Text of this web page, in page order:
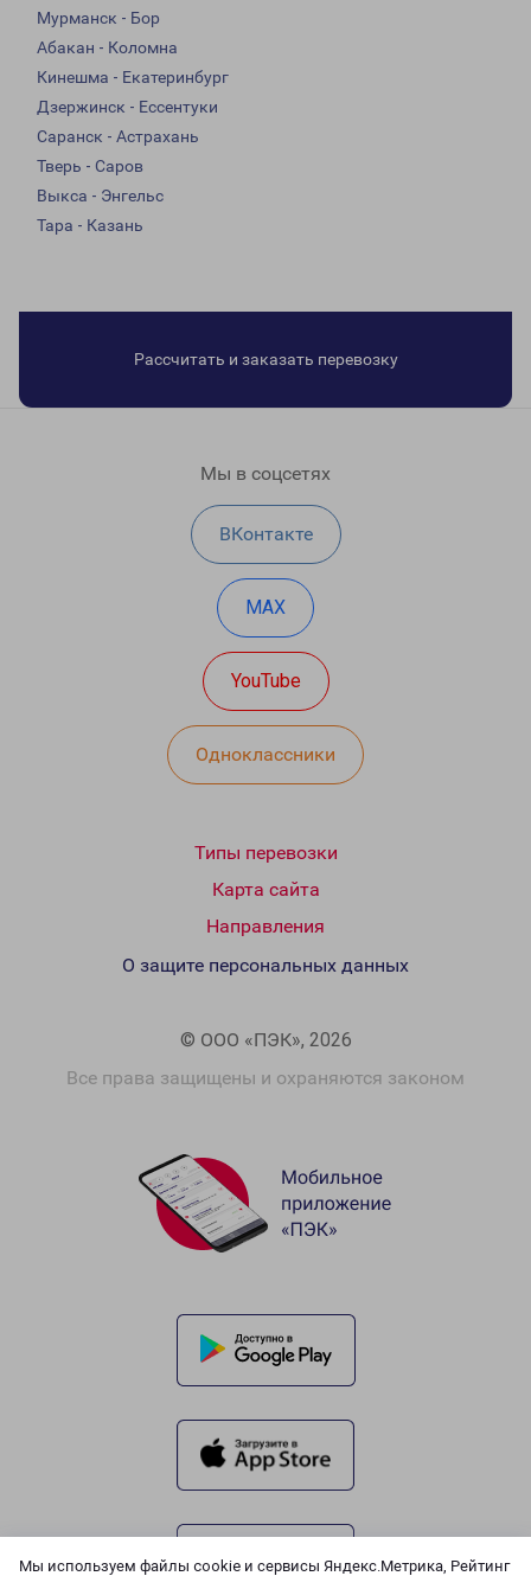
Мы используем файлы cookie и сервисы Яндекс.Метрика, Рейтинг
Мурманск - Бор
Абакан - Коломна
Кинешма - Екатеринбург
Дзержинск - Ессентуки
Саранск - Астрахань
Тверь - Саров
Выкса - Энгельс
Тара - Казань
Рассчитать и заказать перевозку
Мы в соцсетях
ВКонтакте
MAX
YouTube
Одноклассники
Типы перевозки
Карта сайта
Направления
© ООО «ПЭК», 2026
Все права защищены и охраняются законом
О защите персональных данных